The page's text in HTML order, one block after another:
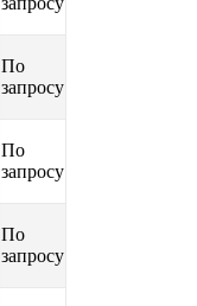
По
запросу
По
запросу
По
запросу